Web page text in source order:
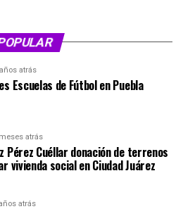
atrás
Escuelas de Fútbol en Puebla
atrás
Pérez Cuéllar donación de terrenos
vivienda social en Ciudad Juárez
atrás